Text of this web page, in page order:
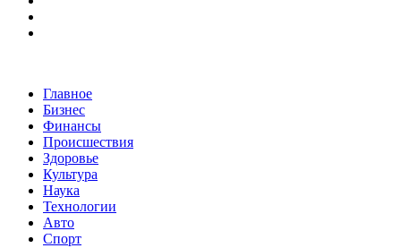
Главное
Бизнес
Финансы
Происшествия
Здоровье
Культура
Наука
Технологии
Авто
Спорт